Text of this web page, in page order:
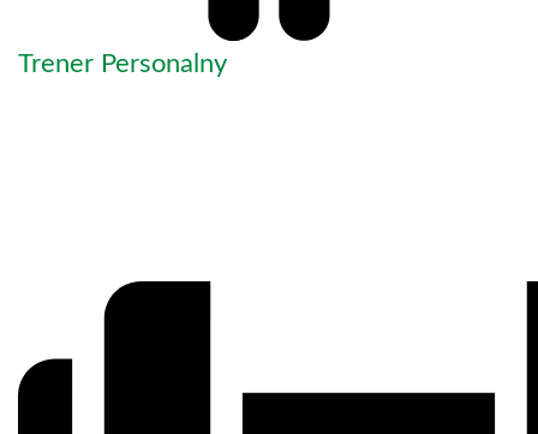
Trener Personalny